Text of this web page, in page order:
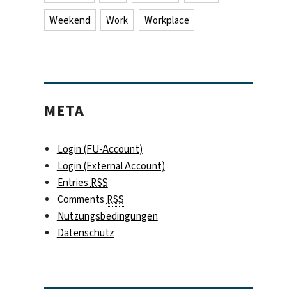
Weekend Work Workplace
META
Login (FU-Account)
Login (External Account)
EntriesRSS
CommentsRSS
Nutzungsbedingungen
Datenschutz